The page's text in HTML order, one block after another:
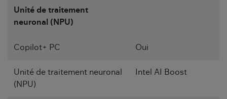
Unité de traitement
neuronal (NPU)
Copilot+ PC Oui
Unité de traitement neuronal
(NPU)
Intel AI Boost